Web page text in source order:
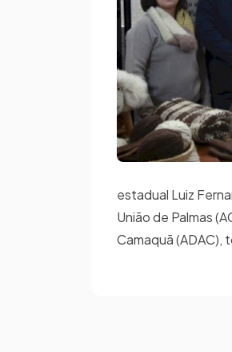
estadual Luiz
União de Palmas
Camaquã